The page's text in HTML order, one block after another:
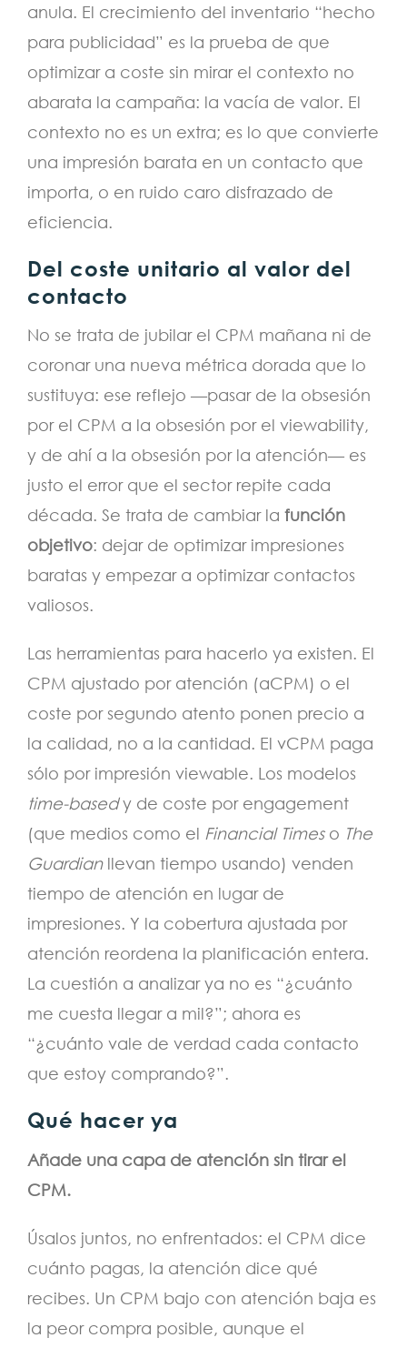
anula. El crecimiento del inventario “hecho
para publicidad” es la prueba de que
optimizar a coste sin mirar el contexto no
abarata la campaña: la vacía de valor. El
contexto no es un extra; es lo que convierte
una impresión barata en un contacto que
importa, o en ruido caro disfrazado de
eficiencia.
Del coste unitario al valor del
contacto
No se trata de jubilar el CPM mañana ni de
coronar una nueva métrica dorada que lo
sustituya: ese reflejo —pasar de la obsesión
por el CPM a la obsesión por el viewability,
y de ahí a la obsesión por la atención— es
justo el error que el sector repite cada
década. Se trata de cambiar la función
objetivo: dejar de optimizar impresiones
baratas y empezar a optimizar contactos
valiosos.
Las herramientas para hacerlo ya existen. El
CPM ajustado por atención (aCPM) o el
coste por segundo atento ponen precio a
la calidad, no a la cantidad. El vCPM paga
sólo por impresión viewable. Los modelos
time-basedy de coste por engagement
(que medios como el Financial Timeso The
Guardianllevan tiempo usando) venden
tiempo de atención en lugar de
impresiones. Y la cobertura ajustada por
atención reordena la planificación entera.
La cuestión a analizar ya no es “¿cuánto
me cuesta llegar a mil?”; ahora es
“¿cuánto vale de verdad cada contacto
que estoy comprando?”.
Qué hacer ya
Añade una capa de atención sin tirar el
CPM.
Úsalos juntos, no enfrentados: el CPM dice
cuánto pagas, la atención dice qué
recibes. Un CPM bajo con atención baja es
la peor compra posible, aunque el